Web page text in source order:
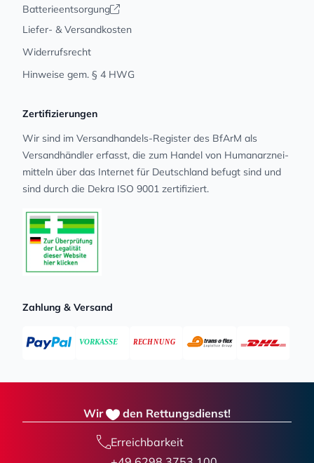
Batterieentsorgung
Liefer- & Versandkosten
Widerrufsrecht
Hinweise gem. § 4 HWG
Zertifizierungen
Wir sind im Versandhandels-Register des BfArM als
Versandhändler erfasst, die zum Handel von Human­arz­nei­
mit­teln über das Internet für Deutschland befugt sind und
sind durch die Dekra ISO 9001 zertifiziert.
Zahlung & Versand
Wir den Rettungsdienst!
Erreichbarkeit